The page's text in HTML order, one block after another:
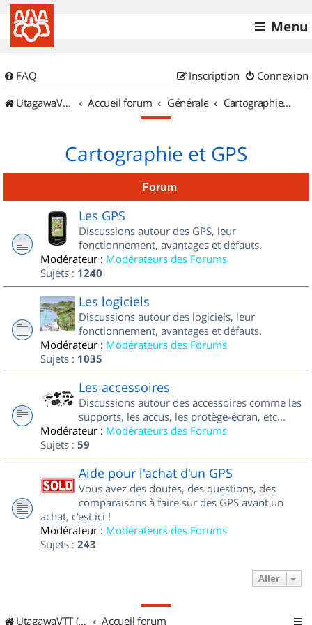
Menu
FAQ Connexion
Inscription
UtagawaVTT (Randos VTT et VTTAE avec traces GPS)
Accueil forum Générale Cartographie et GPS
Cartographie et GPS
Forum
Les GPS
Discussions autour des GPS, leur
fonctionnement, avantages et défauts.
Modérateur : Modérateurs des Forums
Sujets : 1240
Les logiciels
Discussions autour des logiciels, leur
fonctionnement, avantages et défauts.
Modérateur : Modérateurs des Forums
Sujets : 1035
Les accessoires
Discussions autour des accessoires comme les
supports, les accus, les protège-écran, etc...
Modérateur : Modérateurs des Forums
Sujets : 59
Aide pour l'achat d'un GPS
Vous avez des doutes, des questions, des
comparaisons à faire sur des GPS avant un
achat, c'est ici !
Modérateur : Modérateurs des Forums
Sujets : 243
Aller
UtagawaVTT (Randos VTT et VTTAE avec traces GPS) Accueil forum